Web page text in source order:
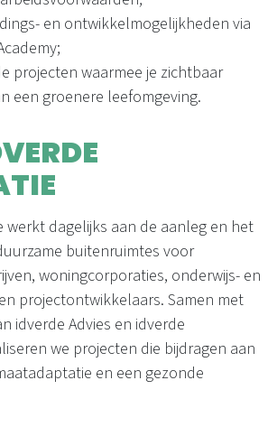
en ontwikkelmogelijkheden via
projecten waarmee je zichtbaar
een groenere leefomgeving.
werkt dagelijks aan de aanleg en het
buitenruimtes voor
woningcorporaties, onderwijs- en
projectontwikkelaars. Samen met
idverde Advies en idverde
we projecten die bijdragen aan
en een gezonde